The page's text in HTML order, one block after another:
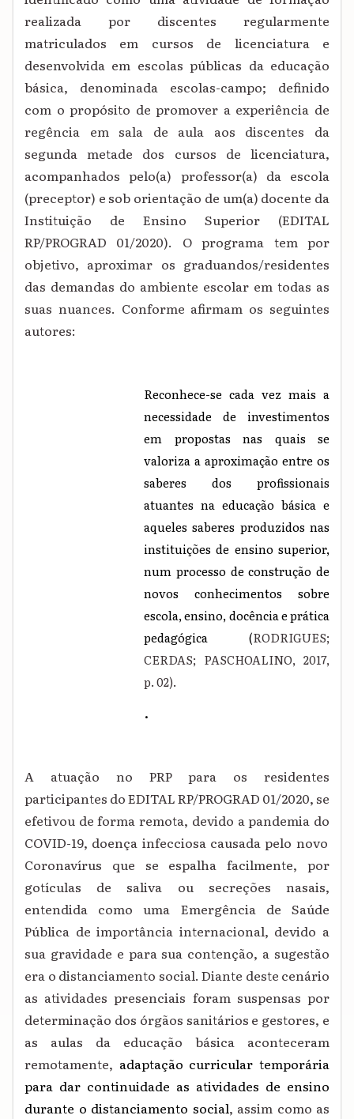
realizada por discentes regularmente
matriculados em cursos de licenciatura e
desenvolvida em escolas públicas da educação
básica, denominada escolas-campo; definido
com o propósito de promover a experiência de
regência em sala de aula aos discentes da
segunda metade dos cursos de licenciatura,
acompanhados pelo(a) professor(a) da escola
(preceptor) e sob orientação de um(a) docente da
Instituição de Ensino Superior (EDITAL
RP/PROGRAD 01/2020). O programa tem por
objetivo, aproximar os graduandos/residentes
das demandas do ambiente escolar em todas as
suas nuances. Conforme afirmam os seguintes
autores:
Reconhece-se cada vez mais a
necessidade de investimentos
em propostas nas quais se
valoriza a aproximação entre os
saberes dos profissionais
atuantes na educação básica e
aqueles saberes produzidos nas
instituições de ensino superior,
num processo de construção de
novos conhecimentos sobre
escola, ensino, docência e prática
pedagógica (RODRIGUES;
CERDAS; PASCHOALINO, 2017,
p. 02).
.
A atuação no PRP para os residentes
participantes do EDITAL RP/PROGRAD 01/2020, se
efetivou de forma remota, devido a pandemia do
COVID-19, doença infecciosa causada pelo novo
Coronavírus que se espalha facilmente, por
gotículas de saliva ou secreções nasais,
entendida como uma Emergência de Saúde
Pública de importância internacional, devido a
sua gravidade e para sua contenção, a sugestão
era o distanciamento social. Diante deste cenário
as atividades presenciais foram suspensas por
determinação dos órgãos sanitários e gestores, e
as aulas da educação básica aconteceram
remotamente, adaptação curricular temporária
para dar continuidade as atividades de ensino
durante o distanciamento social, assim como as